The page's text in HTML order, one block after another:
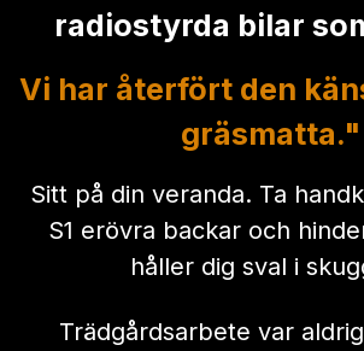
radiostyrda bilar
Vi har återfört den
gräsmatta."
Sitt på din veranda. Ta
S1 erövra backar och
håller dig sval i
Trädgårdsarbete var